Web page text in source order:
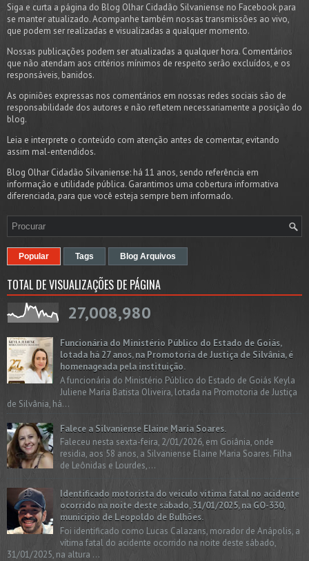
Siga e curta a página do Blog Olhar Cidadão Silvaniense no Facebook para
se manter atualizado. Acompanhe também nossas transmissões ao vivo,
que podem ser realizadas e visualizadas a qualquer momento.
Nossas publicações podem ser atualizadas a qualquer hora. Comentários
que não atendam aos critérios mínimos de respeito serão excluídos, e os
responsáveis, banidos.
As opiniões expressas nos comentários em nossas redes sociais são de
responsabilidade dos autores e não refletem necessariamente a posição do
blog.
Leia e interprete o conteúdo com atenção antes de comentar, evitando
assim mal-entendidos.
Blog Olhar Cidadão Silvaniense: há 11 anos, sendo referência em
informação e utilidade pública. Garantimos uma cobertura informativa
diferenciada, para que você esteja sempre bem informado.
Popular Tags Blog Arquivos
TOTAL DE VISUALIZAÇÕES DE PÁGINA
27,008,980
Funcionária do Ministério Público do Estado de Goiás,
lotada há 27 anos, na Promotoria de Justiça de Silvânia, é
homenageada pela instituição.
A funcionária do Ministério Público do Estado de Goiás Keyla
Juliene Maria Batista Oliveira, lotada na Promotoria de Justiça
de Silvânia, há...
Falece a Silvaniense Elaine Maria Soares.
Faleceu nesta sexta-feira, 2/01/2026, em Goiânia, onde
residia, aos 58 anos, a Silvaniense Elaine Maria Soares. Filha
de Leônidas e Lourdes,...
Identificado motorista do veículo vítima fatal no acidente
ocorrido na noite deste sábado, 31/01/2025, na GO-330,
município de Leopoldo de Bulhões.
Foi identificado como Lucas Calazans, morador de Anápolis, a
vítima fatal do acidente ocorrido na noite deste sábado,
31/01/2025, na altura ...